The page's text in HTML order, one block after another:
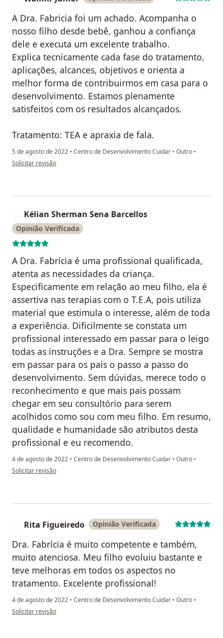
A Dra. Fabricia foi um achado. Acompanha o
nosso filho desde bebê, ganhou a confiança
dele e executa um excelente trabalho.
Explica tecnicamente cada fase do tratamento,
aplicações, alcances, objetivos e orienta a
melhor forma de contribuirmos em casa para o
desenvolvimento. Estamos plenamente
satisfeitos com os resultados alcançados.
Tratamento: TEA e apraxia de fala.
5 de agosto de 2022 • Centro de Desenvolvimento Cuidar • Outro •
na opinião do utilizador Walmir Junior
Solicitar revisão
Kélian Sherman Sena Barcellos
Opinião Verificada
A Dra. Fabrícia é uma profissional qualificada,
atenta as necessidades da criança.
Especificamente em relação ao meu filho, ela é
assertiva nas terapias com o T.E.A, pois utiliza
material que estimula o interesse, além de toda
a experiência. Dificilmente se constata um
profissional interessado em passar para o leigo
todas as instruções e a Dra. Sempre se mostra
em passar para os pais o passo a passo do
desenvolvimento. Sem dúvidas, merece todo o
reconhecimento e que mais pais possam
chegar em seu consultório para serem
acolhidos como sou com meu filho. Em resumo,
qualidade e humanidade são atributos desta
profissional e eu recomendo.
4 de agosto de 2022 • Centro de Desenvolvimento Cuidar • Outro •
na opinião do utilizador Kélian Sherman Sena Barcellos
Solicitar revisão
Rita Figueiredo Opinião Verificada
Dra. Fabrícia é muito competente e também,
muito atenciosa. Meu filho evoluiu bastante e
teve melhoras em todos os aspectos no
tratamento. Excelente profissional!
4 de agosto de 2022 • Centro de Desenvolvimento Cuidar • Outro •
na opinião do utilizador Rita Figueiredo
Solicitar revisão